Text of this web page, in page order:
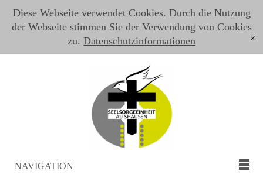
Diese Webseite verwendet Cookies. Durch die Nutzung
der Webseite stimmen Sie der Verwendung von Cookies
zu. Datenschutzinformationen [x]
NAVIGATION